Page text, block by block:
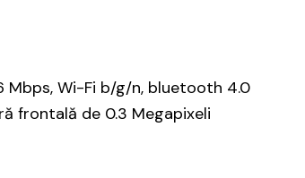
Mbps, Wi-Fi b/g/n, bluetooth 4.0
frontală de 0.3 Megapixeli